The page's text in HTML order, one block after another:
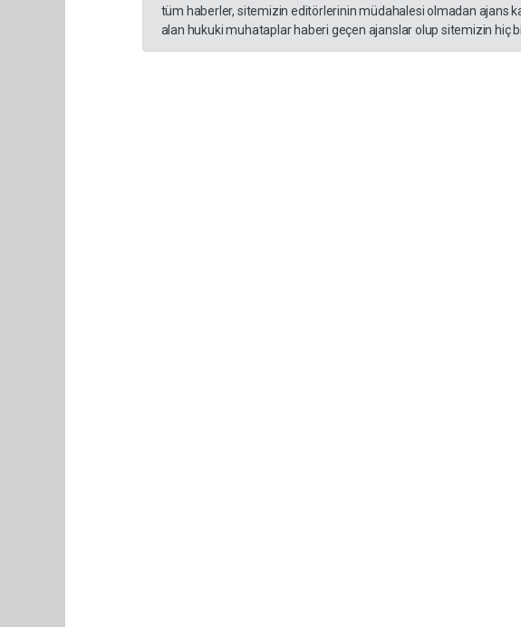
tüm haberler, sitemizin editörlerinin müdahalesi olmadan ajans
alan hukuki muhataplar haberi geçen ajanslar olup sitemizin hiç